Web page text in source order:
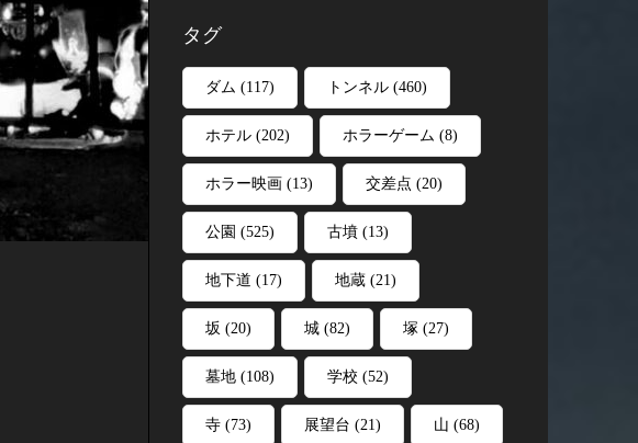
タグ
ダム (117) トンネル (460)
ホテル (202) ホラーゲーム (8)
ホラー映画 (13) 交差点 (20)
公園 (525) 古墳 (13)
地下道 (17) 地蔵 (21)
坂 (20) 城 (82) 塚 (27)
墓地 (108) 学校 (52)
寺 (73) 展望台 (21) 山 (68)